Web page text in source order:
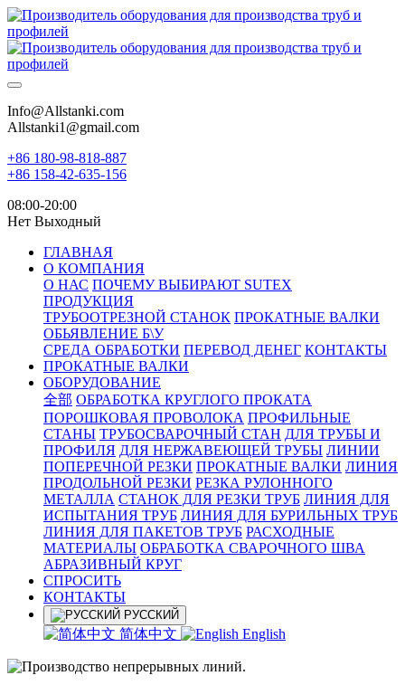
Info@Allstanki.com
Allstanki1@gmail.com
+86 180-98-818-887
+86 158-42-635-156
08:00-20:00
Нет Выходный
ГЛАВНАЯ
О КОМПАНИЯ
О НАС ПОЧЕМУ ВЫБИРАЮТ SUTEX
ПРОДУКЦИЯ
ТРУБООТРЕЗНОЙ СТАНОК ПРОКАТНЫЕ ВАЛКИ
ОБЬЯВЛЕНИЕ Б\У
СРЕДА ОБРАБОТКИ ПЕРЕВОД ДЕНЕГ КОНТАКТЫ
ПРОКАТНЫЕ ВАЛКИ
ОБОРУДОВАНИЕ
全部 ОБРАБОТКА КРУГЛОГО ПРОКАТА
ПОРОШКОВАЯ ПРОВОЛОКА ПРОФИЛЬНЫЕ
СТАНЫ ТРУБОСВАРОЧНЫЙ СТАН ДЛЯ ТРУБЫ И
ПРОФИЛЯ ДЛЯ НЕРЖАВЕЮЩЕЙ ТРУБЫ ЛИНИИ
ПОПЕРЕЧНОЙ РЕЗКИ ПРОКАТНЫЕ ВАЛКИ ЛИНИЯ
ПРОДОЛЬНОЙ РЕЗКИ РЕЗКА РУЛОННОГО
МЕТАЛЛА СТАНОК ДЛЯ РЕЗКИ ТРУБ ЛИНИЯ ДЛЯ
ИСПЫТАНИЯ ТРУБ ЛИНИЯ ДЛЯ БУРИЛЬНЫХ ТРУБ
ЛИНИЯ ДЛЯ ПАКЕТОВ ТРУБ РАСХОДНЫЕ
МАТЕРИАЛЫ OБРАБОТКА СВАРОЧНОГО ШВА
АБРАЗИВНЫЙ КРУГ
СПРОСИТЬ
КОНТАКТЫ
РУССКИЙ
简体中文 English